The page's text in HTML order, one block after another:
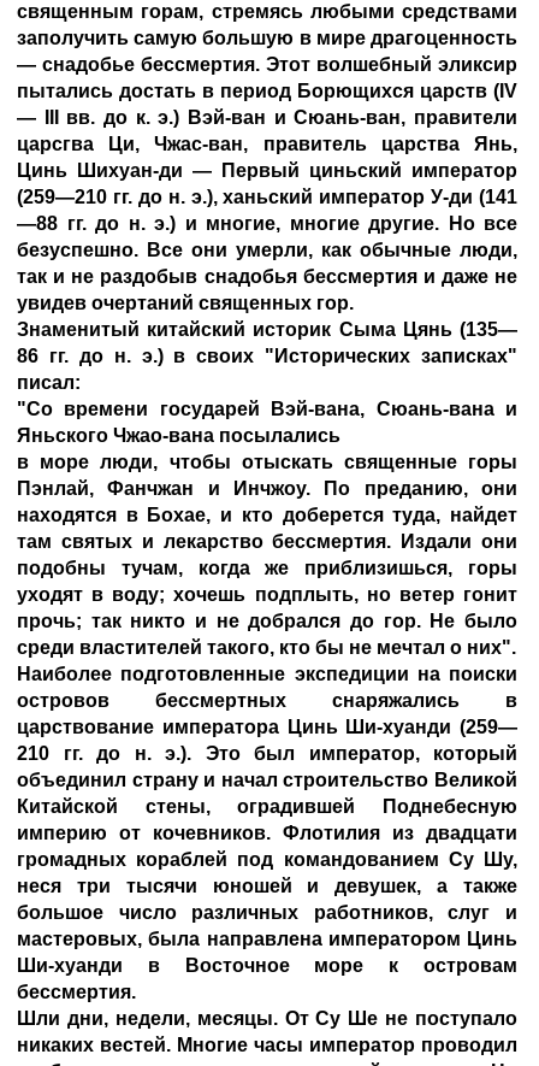
священным горам, стремясь любыми средствами
заполучить самую большую в мире драгоценность
— снадобье бессмертия. Этот волшебный эликсир
пытались достать в период Борющихся царств (IV
— III вв. до к. э.) Вэй-ван и Сюань-ван, правители
царсгва Ци, Чжас-ван, правитель царства Янь,
Цинь Шихуан-ди — Первый циньский император
(259—210 гг. до н. э.), ханьский император У-ди (141
—88 гг. до н. э.) и многие, многие другие. Но все
безуспешно. Все они умерли, как обычные люди,
так и не раздобыв снадобья бессмертия и даже не
увидев очертаний священных гор.
Знаменитый китайский историк Сыма Цянь (135—
86 гг. до н. э.) в своих "Исторических записках"
писал:
"Со времени государей Вэй-вана, Сюань-вана и
Яньского Чжао-вана посылались
в море люди, чтобы отыскать священные горы
Пэнлай, Фанчжан и Инчжоу. По преданию, они
находятся в Бохае, и кто доберется туда, найдет
там святых и лекарство бессмертия. Издали они
подобны тучам, когда же приблизишься, горы
уходят в воду; хочешь подплыть, но ветер гонит
прочь; так никто и не добрался до гор. Не было
среди властителей такого, кто бы не мечтал о них".
Наиболее подготовленные экспедиции на поиски
островов бессмертных снаряжались в
царствование императора Цинь Ши-хуанди (259—
210 гг. до н. э.). Это был император, который
объединил страну и начал строительство Великой
Китайской стены, оградившей Поднебесную
империю от кочевников. Флотилия из двадцати
громадных кораблей под командованием Су Шу,
неся три тысячи юношей и девушек, а также
большое число различных работников, слуг и
мастеровых, была направлена императором Цинь
Ши-хуанди в Восточное море к островам
бессмертия.
Шли дни, недели, месяцы. От Су Ше не поступало
никаких вестей. Многие часы император проводил